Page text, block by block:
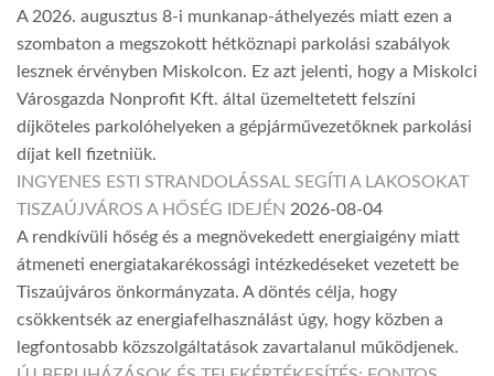
A 2026. augusztus 8-i munkanap-áthelyezés miatt ezen a
szombaton a megszokott hétköznapi parkolási szabályok
lesznek érvényben Miskolcon. Ez azt jelenti, hogy a Miskolci
Városgazda Nonprofit Kft. által üzemeltetett felszíni
díjköteles parkolóhelyeken a gépjárművezetőknek parkolási
díjat kell fizetniük.
INGYENES ESTI STRANDOLÁSSAL SEGÍTI A LAKOSOKAT
TISZAÚJVÁROS A HŐSÉG IDEJÉN 2026-08-04
A rendkívüli hőség és a megnövekedett energiaigény miatt
átmeneti energiatakarékossági intézkedéseket vezetett be
Tiszaújváros önkormányzata. A döntés célja, hogy
csökkentsék az energiafelhasználást úgy, hogy közben a
legfontosabb közszolgáltatások zavartalanul működjenek.